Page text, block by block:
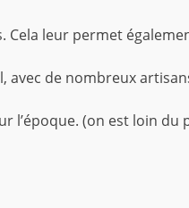
Cela leur permet
avec de nombreux
l’époque. (on est loin du